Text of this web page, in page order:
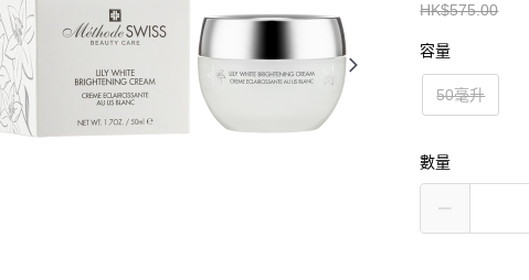
HK$575.00
容量
50毫升
數量